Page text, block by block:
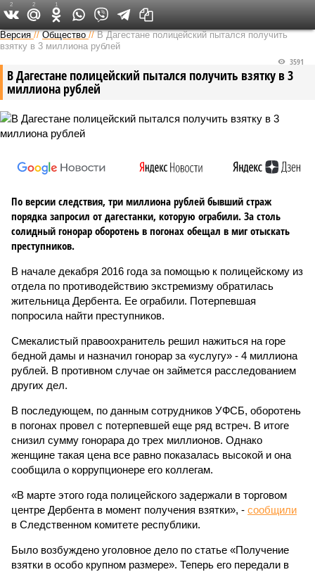
Версия на Кавказе
Версия //Общество //В Дагестане полицейский пытался получить
взятку в 3 миллиона рублей
В Дагестане полицейский пытался получить взятку в 3
миллиона рублей
3591
По версии следствия, три миллиона рублей бывший страж
порядка запросил от дагестанки, которую ограбили. За столь
солидный гонорар оборотень в погонах обещал в миг отыскать
преступников.
В начале декабря 2016 года за помощью к полицейскому из
отдела по противодействию экстремизму обратилась
жительница Дербента. Ее ограбили. Потерпевшая
попросила найти преступников.
Смекалистый правоохранитель решил нажиться на горе
бедной дамы и назначил гонорар за «услугу» - 4 миллиона
рублей. В противном случае он займется расследованием
других дел.
В последующем, по данным сотрудников УФСБ, оборотень
в погонах провел с потерпевшей еще ряд встреч. В итоге
снизил сумму гонорара до трех миллионов. Однако
женщине такая цена все равно показалась высокой и она
сообщила о коррупционере его коллегам.
«В марте этого года полицейского задержали в торговом
центре Дербента в момент получения взятки», - сообщили
в Следственном комитете республики.
Было возбуждено уголовное дело по статье «Получение
взятки в особо крупном размере». Теперь его передали в
2 2 1